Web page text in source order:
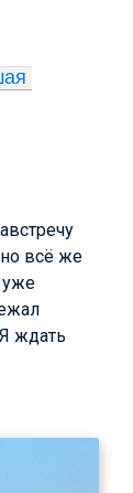
всё же
уже
ждать